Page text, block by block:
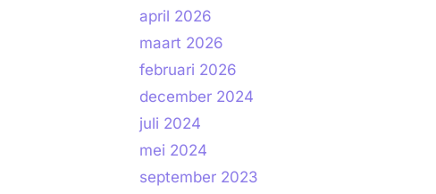
april 2026
maart 2026
februari 2026
december 2024
juli 2024
mei 2024
september 2023